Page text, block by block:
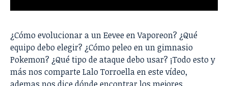
¿Cómo evolucionar a un Eevee en Vaporeon? ¿Qué
equipo debo elegir? ¿Cómo peleo en un gimnasio
Pokemon? ¿Qué tipo de ataque debo usar? ¡Todo esto y
más nos comparte Lalo Torroella en este vídeo,